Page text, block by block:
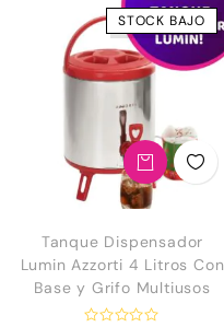
STOCK BAJO
Tanque Dispensador
Lumin Azzorti 4 Litros Con
Base y Grifo Multiusos